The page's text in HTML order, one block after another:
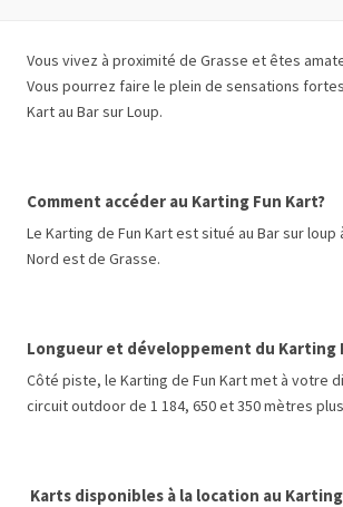
Vous vivez à proximité de Grasse et êtes
Vous pourrez faire le plein de sensations
Kart au Bar sur Loup.
Comment accéder au Karting Fun Kart?
Le Karting de Fun Kart est situé au Bar sur loup
Nord est de Grasse.
Longueur et développement du Karting
Côté piste, le Karting de Fun Kartmet à votre
circuit outdoor de 1 184, 650 et 350 mètres
Karts disponibles à la location au